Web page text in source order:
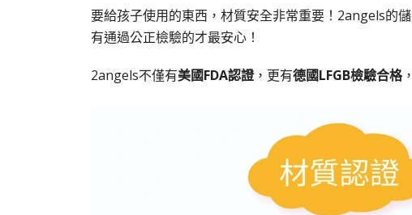
要給孩子使用的東西，材質安全非常重要！2angels的
有通過公正檢驗的才最安心！
2angels不僅有美國FDA認證 ，更有德國LFGB檢驗合格